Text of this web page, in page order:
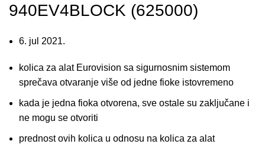
940EV4BLOCK (625000)
6. jul 2021.
kolica za alat Eurovision sa sigurnosnim sistemom
sprečava otvaranje više od jedne fioke istovremeno
kada je jedna fioka otvorena, sve ostale su zaključane i
ne mogu se otvoriti
prednost ovih kolica u odnosu na kolica za alat